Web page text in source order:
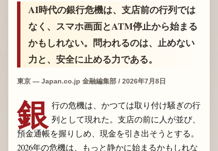
AI時代の銀行危機は、支店前の行列では
なく、スマホ画面とATM停止から始まる
かもしれない。問われるのは、止めない
力と、安全に止める力である。
東京 — Japan.co.jp 金融編集部 / 2026年7月8日
銀 行の危機は、かつては取り付け騒ぎの行
列として現れた。支店の前に人が並び、
預金通帳を握りしめ、現金を引き出そうとする。
2026年の危機は、もっと静かに始まるかもしれな